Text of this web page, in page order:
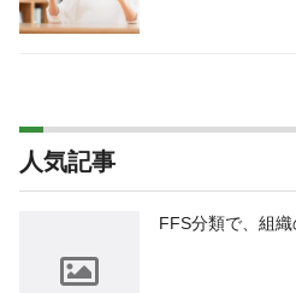
人気記事
FFS分類で、組